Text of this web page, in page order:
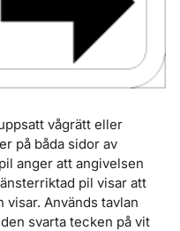
vågrätt eller
på båda sidor av
anger att angivelsen
pil visar att
Används tavlan
svarta tecken på vit